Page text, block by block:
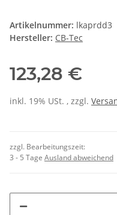
Artikelnummer: lkaprdd3
Hersteller: CB-Tec
123,28 €
inkl. 19% USt. , zzgl.
zzgl. Bearbeitungszeit:
3 - 5 Tage Ausland abweichend